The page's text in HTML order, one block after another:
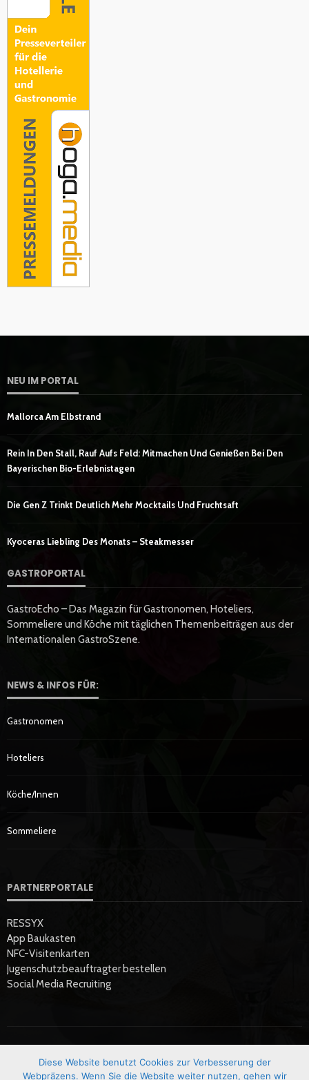
NEU IM PORTAL
Mallorca Am Elbstrand
Rein In Den Stall, Rauf Aufs Feld: Mitmachen Und Genießen Bei Den
Bayerischen Bio-Erlebnistagen
Die Gen Z Trinkt Deutlich Mehr Mocktails Und Fruchtsaft
Kyoceras Liebling Des Monats – Steakmesser
GASTROPORTAL
GastroEcho – Das Magazin für Gastronomen, Hoteliers,
Sommeliere und Köche mit täglichen Themenbeiträgen aus der
Internationalen GastroSzene.
NEWS & INFOS FÜR:
Gastronomen
Hoteliers
Köche/innen
Sommeliere
PARTNERPORTALE
RESSYX
App Baukasten
NFC-Visitenkarten
Jugenschutzbeauftragter bestellen
Social Media Recruiting
Startseite Datenschutzerklärung Hier Werben Impressum
Diese Website benutzt Cookies zur Verbesserung der
Webpräzens. Wenn Sie die Website weiter nutzen, gehen wir